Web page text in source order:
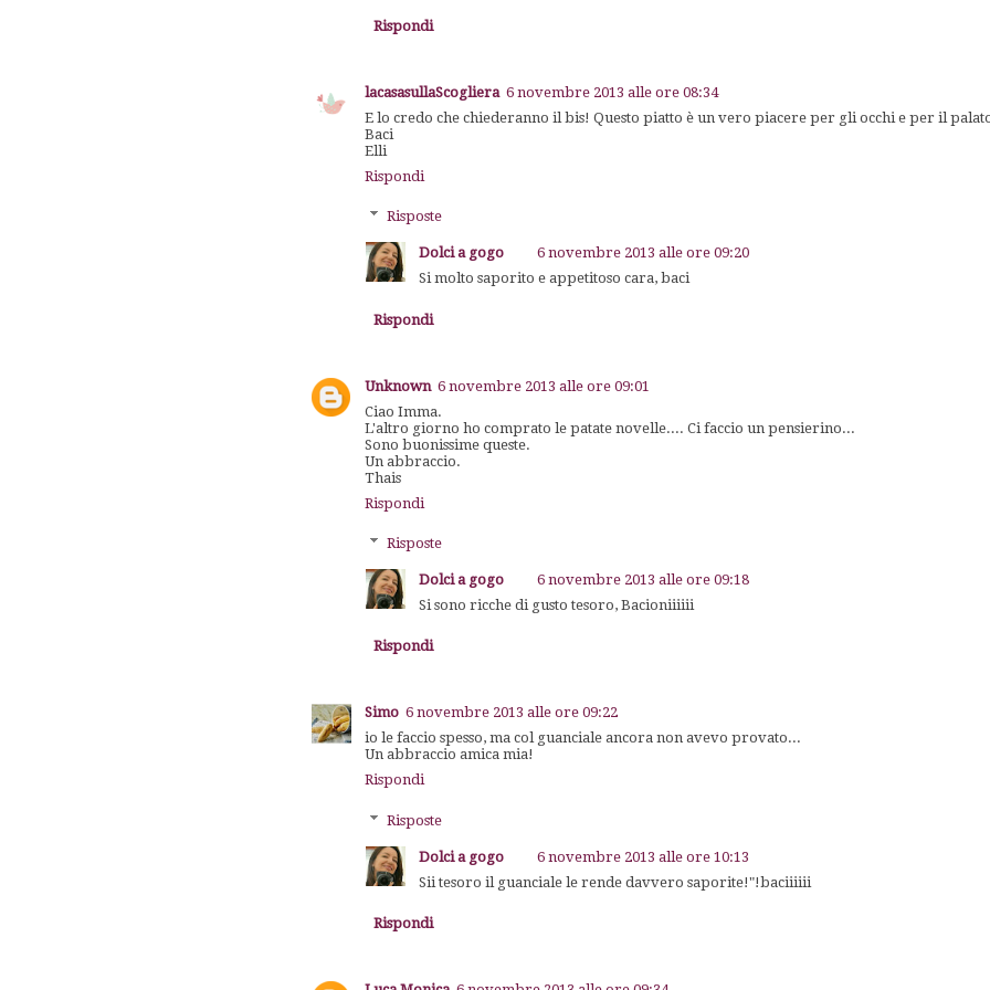
Rispondi
lacasasullaScogliera 6 novembre 2013 alle ore 08:34
E lo credo che chiederanno il bis! Questo piatto è un vero piacere per gli occhi e per il
Baci
Elli
Rispondi
Risposte
Dolci a gogo
6 novembre 2013 alle ore 09:20
Si molto saporito e appetitoso cara, baci
Rispondi
Unknown 6 novembre 2013 alle ore 09:01
Ciao Imma.
L'altro giorno ho comprato le patate novelle.... Ci faccio un pensierino...
Sono buonissime queste.
Un abbraccio.
Thais
Rispondi
Risposte
Dolci a gogo
6 novembre 2013 alle ore 09:18
Si sono ricche di gusto tesoro, Bacioniiiiii
Rispondi
Simo 6 novembre 2013 alle ore 09:22
io le faccio spesso, ma col guanciale ancora non avevo provato...
Un abbraccio amica mia!
Rispondi
Risposte
Dolci a gogo
6 novembre 2013 alle ore 10:13
Sii tesoro il guanciale le rende davvero saporite!"!baciiiiii
Rispondi